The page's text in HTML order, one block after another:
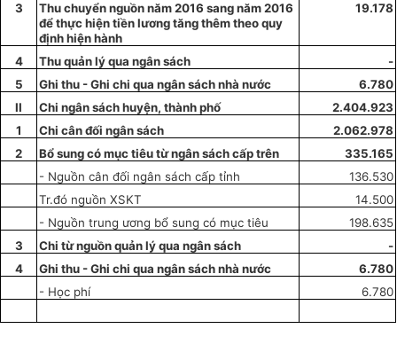
3
Thu chuyển nguồn năm 2016 sang năm 2016
để thực hiện tiền lương tăng thêm theo quy
định hiện hành
19.178
4 Thu quản lý qua ngân sách
-
5
Ghi thu - Ghi chi qua ngân sách nhà nước
6.780
II
Chi ngân sách huyện, thành phố
2.404.923
1
Chi cân đối ngân sách
2.062.978
2
Bổ sung có mục tiêu từ ngân sách cấp trên
335.165
- Nguồn cân đối ngân sách cấp tỉnh
136.530
Tr.đó nguồn XSKT
14.500
- Nguồn trung ương bổ sung có mục tiêu
198.635
3
Chi từ nguồn quản lý qua ngân sách
-
4
Ghi thu - Ghi chi qua ngân sách nhà nước
6.780
- Học phí
6.780